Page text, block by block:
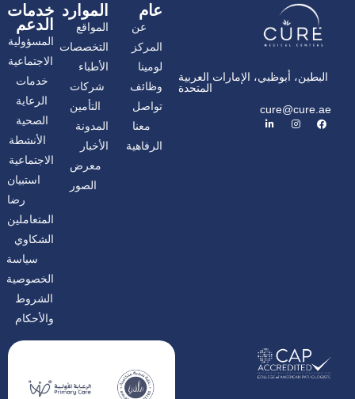
البطين، أبوظبي، الإمارات العربية
المتحدة
cure@cure.ae
ف
ي
ا
ن
ل
ي
عام
عن
المركز
لومينا
وظائف
تواصل
معنا
الرفاهية
الموارد
المواقع
التخصصات
الأطباء
شركات
التأمين
المدونة
الأخبار
معرض
الصور
خدمات
الدعم
المسؤولية
الاجتماعية
خدمات
الرعاية
الصحية
الأنشطة
الاجتماعية
استبيان
رضا
المتعاملين
الشكاوي
سياسة
الخصوصية
الشروط
والأحكام